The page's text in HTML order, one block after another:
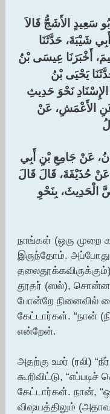
سَعِيدٍ الأَشَجُّ قَالاَ
شَيْبَةَ، حَدَّثَنَا
أَخْبَرَنَا عِيسَى بْنُ
يَحْيَى بْنُ
نَحْوَ حَدِيثِ
الأَعْمَشِ، عَنْ
عَنْ جَامِعِ بْنِ أَبِي
حُذَيْفَةَ، قَالَ قَالَ
الْحَدِيثَ، بِنَحْوِ
நாங்கள் (ஒரு முறை
இருந்தோம்.
தூதர் (ஸல்),
போன்றே நினைவில்
கேட்டார்கள். “நான்
என்றேன்.
அதற்கு உமர் (ரலி)
கூறிவிட்டு,
கேட்டார்கள். நான்,
விஷயத்திலும்